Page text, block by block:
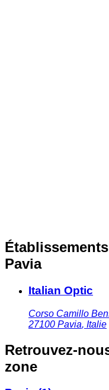
Pavia
Italian Optic
Corso Camillo
27100 Pavia, Italie
Retrouvez-
zone